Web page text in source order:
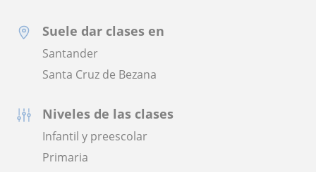
Suele dar clases en
Santander
Santa Cruz de Bezana
Niveles de las clases
Infantil y preescolar
Primaria